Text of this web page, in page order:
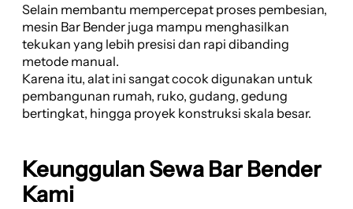
Selain membantu mempercepat proses pembesian,
mesin Bar Bender juga mampu menghasilkan
tekukan yang lebih presisi dan rapi dibanding
metode manual.
Karena itu, alat ini sangat cocok digunakan untuk
pembangunan rumah, ruko, gudang, gedung
bertingkat, hingga proyek konstruksi skala besar.
Keunggulan Sewa Bar Bender
Kami